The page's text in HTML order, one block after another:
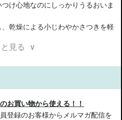
け心地なのにしっかりうるおいま
乾燥による小じわやかさつきを軽
と立体感を与えます
ができかねます。代引きでご注文
よる審査がございます。予めご了
と見る ∨
お買い物から使える！！
登録のお客様からメルマガ配信を